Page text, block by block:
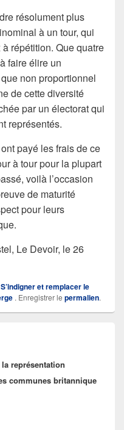
résolument plus
à un tour, qui
répétition. Que quatre
faire élire un
non proportionnel
de cette diversité
par un électorat qui
représentés.
payé les frais de ce
à tour pour la plupart
voilà l’occasion
de maturité
pour leurs
Le Devoir, le 26
S’indigner et remplacer le
. Enregistrer le permalien.
représentation
communes britannique